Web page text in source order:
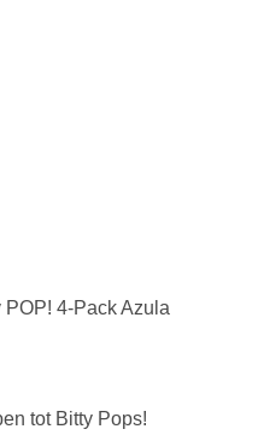
4-Pack Azula
tot Bitty Pops!